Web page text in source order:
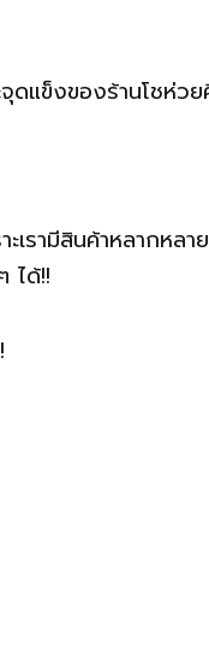
จุดแข็งของร้านโชห่
เรามีสินค้าหลากห
ได้!!